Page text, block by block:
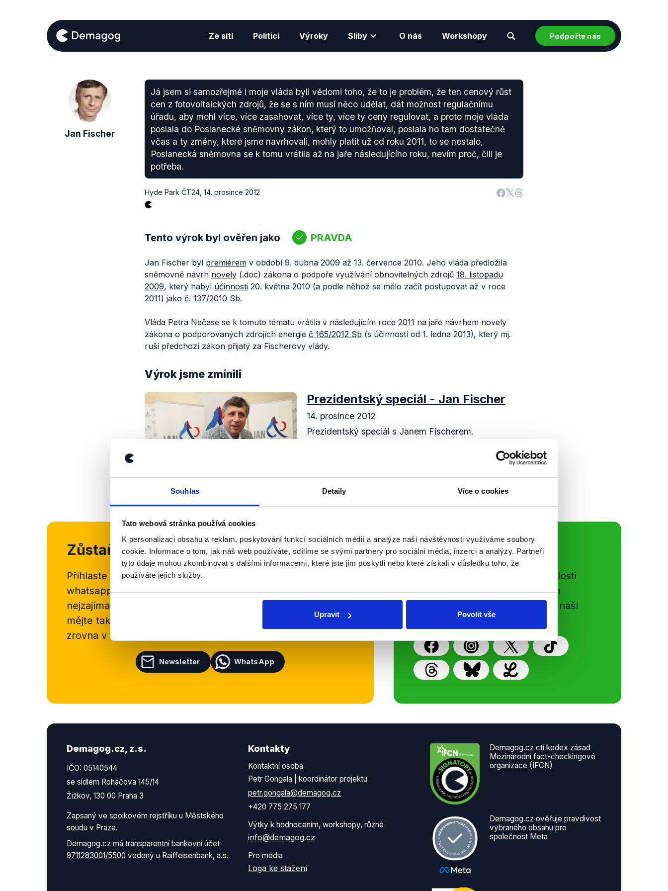
Souhlas Detaily Více o cookies
Tato webová stránka používá cookies
K personalizaci obsahu a reklam, poskytování funkcí sociálních médií a analýze naší návštěvnosti využíváme soubory
cookie. Informace o tom, jak náš web používáte, sdílíme se svými partnery pro sociální média, inzerci a analýzy. Partneři
tyto údaje mohou zkombinovat s dalšími informacemi, které jste jim poskytli nebo které získali v důsledku toho, že
používáte jejich služby.
Upravit Povolit vše
Ze sítí Politici Výroky Sliby O nás Workshopy Podpořte nás
Jan Fischer
Já jsem si samozřejmě i moje vláda byli vědomi toho, že to je problém, že ten cenový růst
cen z fotovoltaických zdrojů, že se s ním musí něco udělat, dát možnost regulačnímu
úřadu, aby mohl více, více zasahovat, více ty, více ty ceny regulovat, a proto moje vláda
poslala do Poslanecké sněmovny zákon, který to umožňoval, poslala ho tam dostatečně
včas a ty změny, které jsme navrhovali, mohly platit už od roku 2011, to se nestalo,
Poslanecká sněmovna se k tomu vrátila až na jaře následujícího roku, nevím proč, čili je
potřeba.
Hyde Park ČT24, 14. prosince 2012
Tento výrok byl ověřen jako PRAVDA
Jan Fischer byl premiéremv období 9. dubna 2009 až 13. července 2010. Jeho vláda předložila
sněmovně návrh novely(.doc) zákona o podpoře využívání obnovitelných zdrojů 18. listopadu
2009, který nabyl účinnosti20. května 2010 (a podle něhož se mělo začít postupovat až v roce
2011) jako č. 137/2010 Sb.
Vláda Petra Nečase se k tomuto tématu vrátila v následujícím roce 2011 na jaře návrhem novely
zákona o podporovaných zdrojích energie č 165/2012 Sb (s účinností od 1. ledna 2013), který mj.
ruší předchozí zákon přijatý za Fischerovy vlády.
Výrok jsme zmínili
Prezidentský speciál - Jan Fischer
14. prosince 2012
Prezidentský speciál s Janem Fischerem.
Zůstaňme v kontaktu
Přihlaste se k odběru našeho
whatsappového kanálu, kde pravidelně přinášíme shrnutí
nejzajímavějších článků a analýz. Začněte nás odebírat, a
mějte tak přehled o tom, jaké dezinformace a nepravdy se
zrovna v Česku šíří.
Newsletter WhatsApp
Sociální sítě
Nenechte si ujít nejnovější události
z Demagog.cz. Sdílením našich
příspěvků přátelům podpoříte naši
Demagog.cz, z.s.
IČO: 05140544
se sídlem Roháčova 145/14
Žižkov, 130 00 Praha 3
Zapsaný ve spolkovém rejstříku u Městského
soudu v Praze.
Demagog.cz má transparentní bankovní účet
9711283001/5500 vedený u Raiffeisenbank, a.s.
Kontakty
Kontaktní osoba
Petr Gongala | koordinátor projektu
petr.gongala@demagog.cz
+420 775 275 177
Výtky k hodnocením, workshopy, různé
info@demagog.cz
Pro média
Loga ke stažení
Demagog.cz ctí kodex zásad
Mezinárodní fact-checkingové
organizace (IFCN)
Demagog.cz ověřuje pravdivost
vybraného obsahu pro
společnost Meta